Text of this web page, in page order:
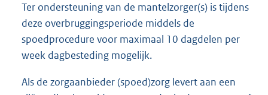
Ter ondersteuning van de mantelzorger(s) is tijdens
deze overbruggingsperiode middels de
spoedprocedure voor maximaal 10 dagdelen per
week dagbesteding mogelijk.
Als de zorgaanbieder (spoed)zorg levert aan een